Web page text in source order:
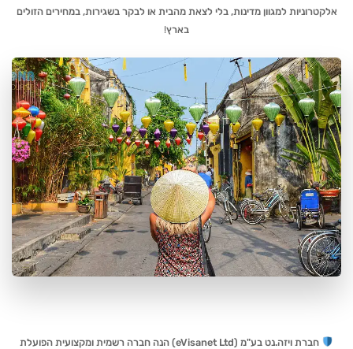
אלקטרוניות למגוון מדינות, בלי לצאת מהבית או לבקר בשגירות, במחירים הזולים
בארץ!
חברת ויזה.נט בע"מ (eVisanet Ltd) הנה חברה רשמית ומקצועית הפועלת